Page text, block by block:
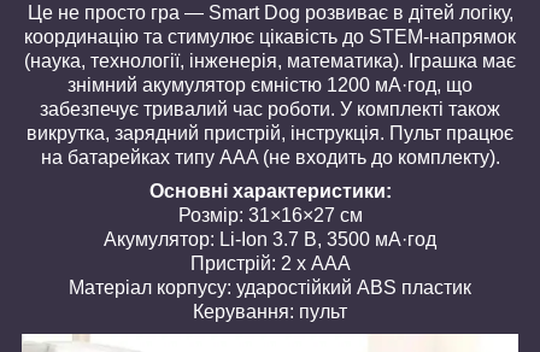
Це не просто гра — Smart Dog розвиває в дітей логіку,
координацію та стимулює цікавість до STEM-напрямок
(наука, технології, інженерія, математика). Іграшка має
знімний акумулятор ємністю 1200 мА·год, що
забезпечує тривалий час роботи. У комплекті також
викрутка, зарядний пристрій, інструкція. Пульт працює
на батарейках типу AAA (не входить до комплекту).
Основні характеристики:
Розмір: 31×16×27 см
Акумулятор: Li-Ion 3.7 В, 3500 мА·год
Пристрій: 2 х AAA
Матеріал корпусу: ударостійкий ABS пластик
Керування: пульт